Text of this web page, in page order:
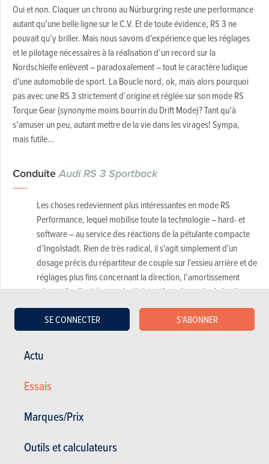
Actu
Essais
Marques/Prix
Outils et calculateurs
SE CONNECTER S'ABONNER
Oui et non. Claquer un chrono au Nürburgring reste une performance
autant qu’une belle ligne sur le C.V. Et de toute évidence, RS 3 ne
pouvait qu’y briller. Mais nous savons d'expérience que les réglages
et le pilotage nécessaires à la réalisation d’un record sur la
Nordschleife enlèvent – paradoxalement – tout le caractère ludique
d'une automobile de sport. La Boucle nord, ok, mais alors pourquoi
pas avec une RS 3 strictement d’origine et réglée sur son mode RS
Torque Gear (synonyme moins bourrin du Drift Mode)? Tant qu’à
s’amuser un peu, autant mettre de la vie dans les virages! Sympa,
mais futile…
ConduiteAudi RS 3 Sportback
Les choses redeviennent plus intéressantes en mode RS
Performance, lequel mobilise toute la technologie – hard- et
software – au service des réactions de la pétulante compacte
d’Ingolstadt. Rien de très radical, il s'agit simplement d'un
dosage précis du répartiteur de couple sur l'essieu arrière et de
réglages plus fins concernant la direction, l’amortissement
adaptatif et l’unité centrale. L'objectif est de rendre la berline
compacte la plus rapide du Nürburgring plus agile dans les
virages.